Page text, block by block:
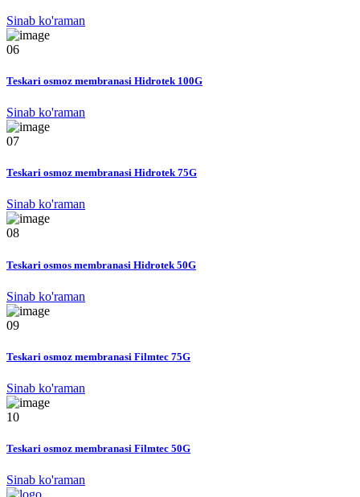
Sinab ko'raman
06
Teskari osmoz membranasi Hidrotek 100G
Sinab ko'raman
07
Teskari osmoz membranasi Hidrotek 75G
Sinab ko'raman
08
Teskari osmos membranasi Hidrotek 50G
Sinab ko'raman
09
Teskari osmoz membranasi Filmtec 75G
Sinab ko'raman
10
Teskari osmoz membranasi Filmtec 50G
Sinab ko'raman